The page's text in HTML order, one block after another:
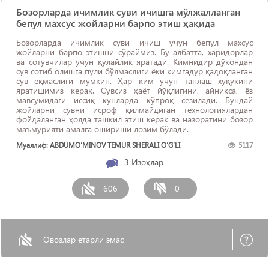
Бозорларда ичимлик суви ичишга мўлжалланган
бепул махсус жойларни барпо этиш ҳақида
Бозорларда ичимлик суви ичиш учун бепул махсус
жойларни барпо этишни сўраймиз. Бу албатта, харидорлар
ва сотувчилар учун қулайлик яратади. Кимнидир дўкондан
сув сотиб олишга пули бўлмаслиги ёки кимгадур қадоқланган
сув ёқмаслиги мумкин. Ҳар ким учун танлаш хуқуқини
яратишимиз керак. Сувсиз ҳаёт йўқлигини, айниқса, ёз
мавсумидаги иссиқ кунларда кўпроқ сезилади. Бундай
жойларни сувни исроф қилмайдиган технологиялардан
фойдаланган ҳолда ташкил этиш керак ва назоратини бозор
маъмурияти амалга ошириши лозим бўлади.
Муаллиф: ABDUMO‘MINOV TEMUR SHERALI O‘G‘LI 5117
3 Изоҳлар
606 0
Овозлар етарли эмас